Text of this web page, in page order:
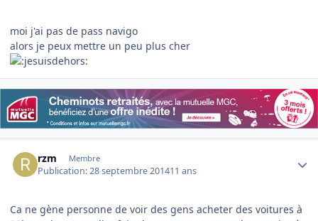
moi j'ai pas de pass navigo
alors je peux mettre un peu plus cher
rzm Membre
Publication:28 septembre 201411 ans
Ca ne gène personne de voir des gens acheter des voitures à